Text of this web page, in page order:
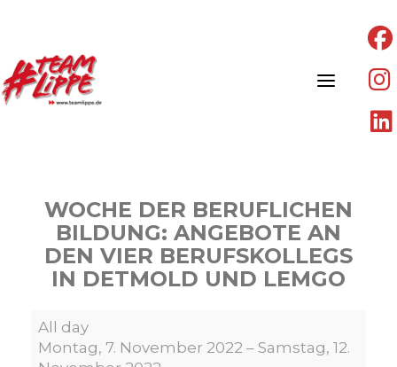
WOCHE DER BERUFLICHEN
BILDUNG: ANGEBOTE AN
DEN VIER BERUFSKOLLEGS
IN DETMOLD UND LEMGO
WOCHE
DER
BERUFLICHEN
All day
Montag, 7. November 2022 – Samstag, 12.